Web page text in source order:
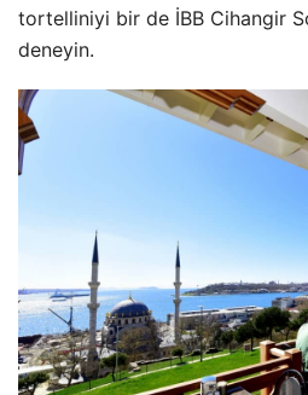
tortelliniyi bir de İBB Cihangir
deneyin.